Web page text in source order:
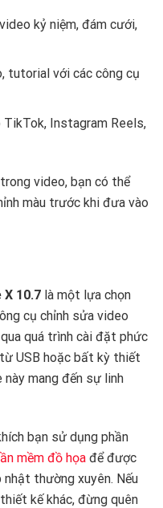
kỷ niệm, đám cưới,
tutorial với các công cụ
TikTok, Instagram Reels,
video, bạn có thể
màu trước khi đưa vào
10.7 là một lựa chọn
cụ chỉnh sửa video
quá trình cài đặt phức
USB hoặc bất kỳ thiết
mang đến sự linh
bạn sử dụng phần
mềm đồ họa để được
thường xuyên. Nếu
kế khác, đừng quên